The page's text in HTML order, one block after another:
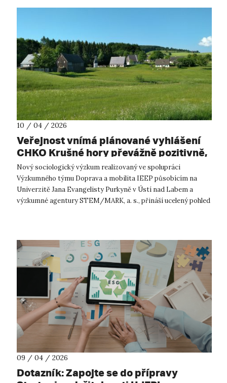
10 / 04 / 2026
Veřejnost vnímá plánované vyhlášení
CHKO Krušné hory převážně pozitivně,
ukazuje nový výzkum
Nový sociologický výzkum realizovaný ve spolupráci
Výzkumného týmu Doprava a mobilita IEEP působícím na
Univerzitě Jana Evangelisty Purkyně v Ústí nad Labem a
výzkumné agentury STEM/MARK, a. s., přináší ucelený pohled
09 / 04 / 2026
Dotazník: Zapojte se do přípravy